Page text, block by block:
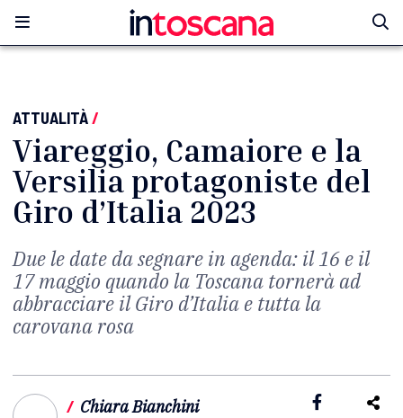
ATTUALITÀ/
Viareggio, Camaiore e la
Versilia protagoniste del
Giro d’Italia 2023
Due le date da segnare in agenda: il 16 e il
17 maggio quando la Toscana tornerà ad
abbracciare il Giro d’Italia e tutta la
carovana rosa
/ Chiara Bianchini